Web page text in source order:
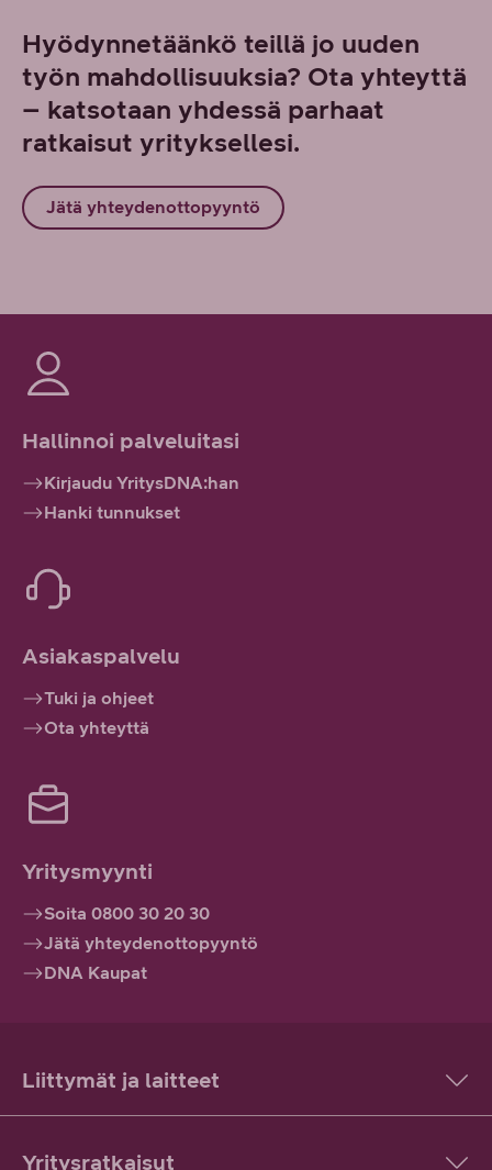
Hyödynnetäänkö teillä jo uuden
työn mahdollisuuksia? Ota yhteyttä
– katsotaan yhdessä parhaat
ratkaisut yrityksellesi.
Jätä yhteydenottopyyntö
Hallinnoi palveluitasi
Kirjaudu YritysDNA:han
Hanki tunnukset
Asiakaspalvelu
Tuki ja ohjeet
Ota yhteyttä
Yritysmyynti
Soita 0800 30 20 30
Jätä yhteydenottopyyntö
DNA Kaupat
Liittymät ja laitteet
Yritysratkaisut